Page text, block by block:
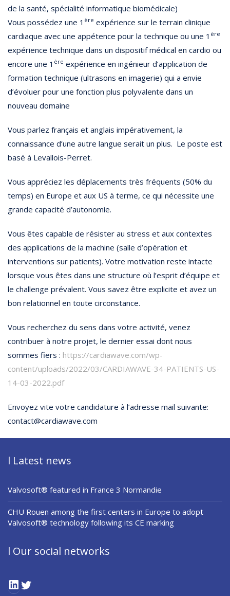
de la santé, spécialité informatique biomédicale)
Vous possédez une 1 ère expérience sur le terrain clinique
cardiaque avec une appétence pour la technique ou une 1 ère
expérience technique dans un dispositif médical en cardio ou
encore une 1 ère expérience en ingénieur d’application de
formation technique (ultrasons en imagerie) qui a envie
d’évoluer pour une fonction plus polyvalente dans un
nouveau domaine
Vous parlez français et anglais impérativement, la
connaissance d’une autre langue serait un plus. Le poste est
basé à Levallois-Perret.
Vous appréciez les déplacements très fréquents (50% du
temps) en Europe et aux US à terme, ce qui nécessite une
grande capacité d’autonomie.
Vous êtes capable de résister au stress et aux contextes
des applications de la machine (salle d’opération et
interventions sur patients). Votre motivation reste intacte
lorsque vous êtes dans une structure où l’esprit d’équipe et
le challenge prévalent. Vous savez être explicite et avez un
bon relationnel en toute circonstance.
Vous recherchez du sens dans votre activité, venez
contribuer à notre projet, le dernier essai dont nous
sommes fiers : https://cardiawave.com/wp-
content/uploads/2022/03/CARDIAWAVE-34-PATIENTS-US-
14-03-2022.pdf
Envoyez vite votre candidature à l’adresse mail suivante:
contact@cardiawave.com
l Latest news
Valvosoft® featured in France 3 Normandie
CHU Rouen among the first centers in Europe to adopt
Valvosoft® technology following its CE marking
l Our social networks
LinkedIn